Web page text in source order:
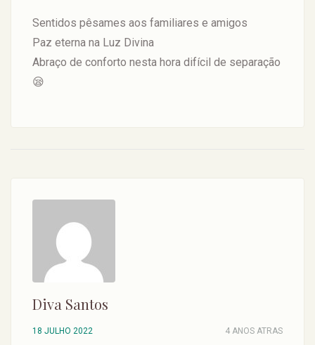
Sentidos pêsames aos familiares e amigos
Paz eterna na Luz Divina
Abraço de conforto nesta hora difícil de separação
😪
Diva Santos
18 JULHO 2022 4 ANOS ATRAS